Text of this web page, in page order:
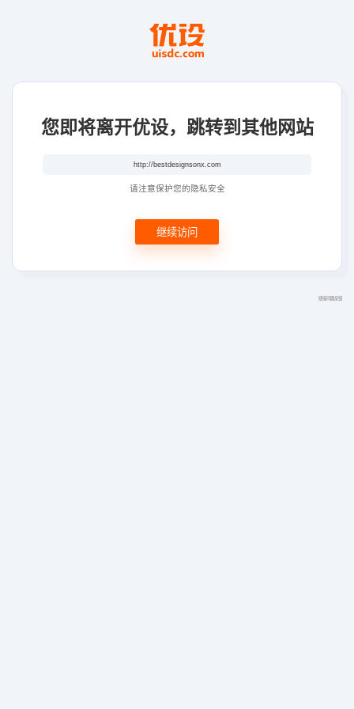
您即将离开优设，跳转到其他网站
请注意保护您的隐私安全
继续访问
链接问题反馈